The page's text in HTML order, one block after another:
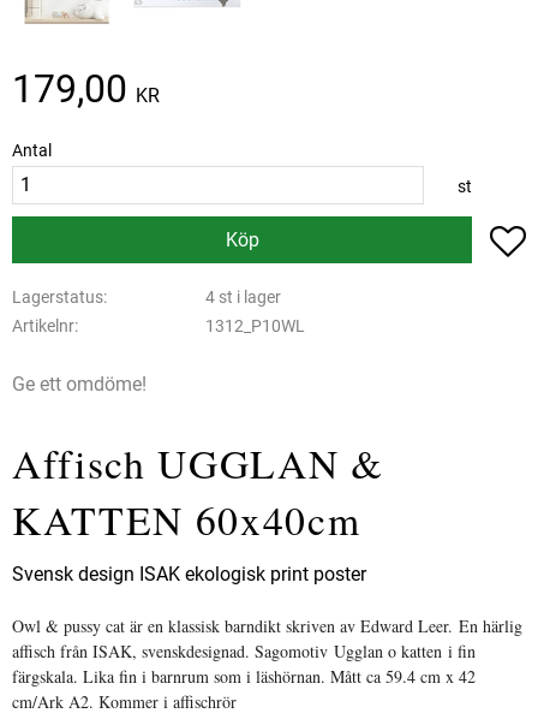
179,00 KR
Antal
st
Köp
Lagerstatus
4 st i lager
Artikelnr
1312_P10WL
Ge ett omdöme!
Affisch UGGLAN &
KATTEN 60x40cm
Svensk design ISAK ekologisk print poster
Owl & pussy cat är en klassisk barndikt skriven av Edward Leer. En härlig
affisch från ISAK, svenskdesignad. Sagomotiv Ugglan o katten i fin
färgskala. Lika fin i barnrum som i läshörnan. Mått ca 59.4 cm x 42
cm/Ark A2. Kommer i affischrör